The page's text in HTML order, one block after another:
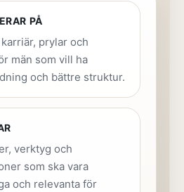
PÅ
prylar och
män som vill ha
och bättre struktur.
verktyg och
som ska vara
och relevanta för